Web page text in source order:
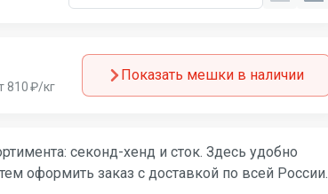
Италия
810 ₽/кг
Показать мешки в наличии
секонд-хенд и сток. Здесь удобно
оформить заказ с доставкой по всей России.